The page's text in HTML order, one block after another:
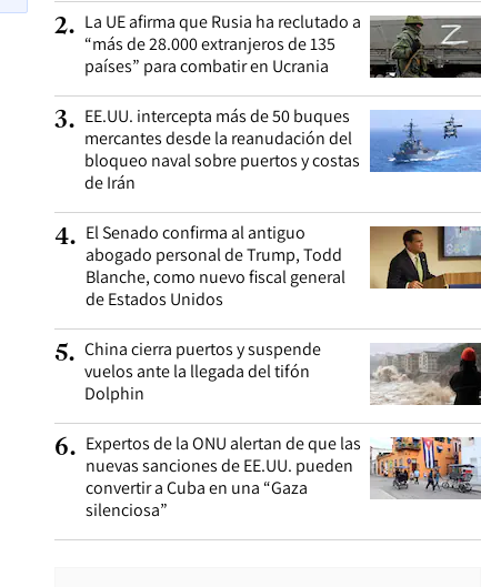
2. La UE afirma que Rusia ha reclutado a
“más de 28.000 extranjeros de 135
países” para combatir en Ucrania
3. EE.UU. intercepta más de 50 buques
mercantes desde la reanudación del
bloqueo naval sobre puertos y costas
de Irán
4. El Senado confirma al antiguo
abogado personal de Trump, Todd
Blanche, como nuevo fiscal general
de Estados Unidos
5. China cierra puertos y suspende
vuelos ante la llegada del tifón
Dolphin
6. Expertos de la ONU alertan de que las
nuevas sanciones de EE.UU. pueden
convertir a Cuba en una “Gaza
silenciosa”